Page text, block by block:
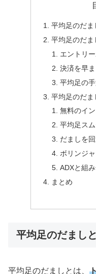
平均足のだま
平均足のだま
エントリ
決済を早
平均足の
平均足のだ
無料のイ
平均足ス
だましを
ボリンジ
ADXと組
まとめ
平均足のだまし
平均足のだましとは、